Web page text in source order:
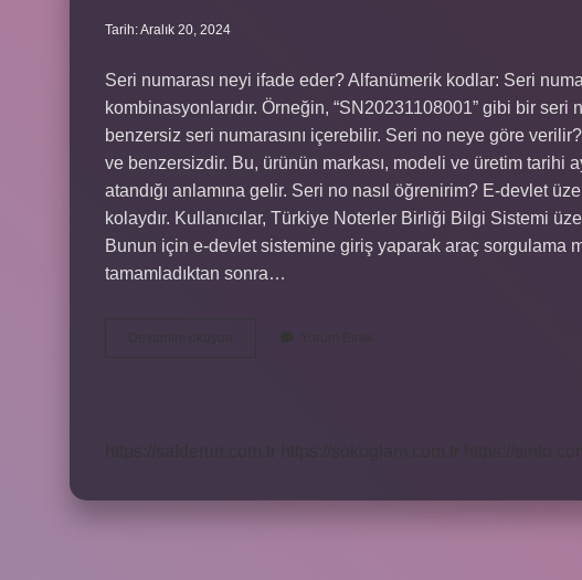
Tarih: Aralık 20, 2024
Seri numarası neyi ifade eder? Alfanümerik kodlar: Seri
kombinasyonlarıdır. Örneğin, “SN20231108001” gibi bir seri
benzersiz seri numarasını içerebilir. Seri no neye göre
ve benzersizdir. Bu, ürünün markası, modeli ve üretim tarihi
atandığı anlamına gelir. Seri no nasıl öğrenirim? E-devlet
kolaydır. Kullanıcılar, Türkiye Noterler Birliği Bilgi Sistemi
Bunun için e-devlet sistemine giriş yaparak araç sorgulama
tamamladıktan sonra…